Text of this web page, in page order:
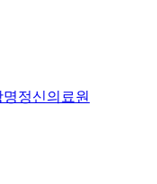
정신의료원